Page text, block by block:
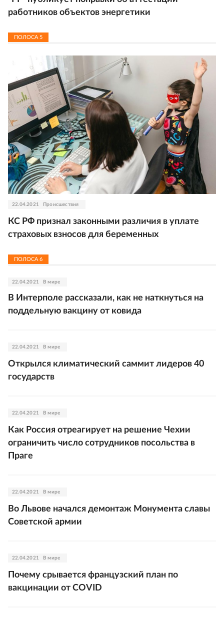
работников объектов энергетики
ПОЛОСА 5
22.04.2021 Происшествия
КС РФ признал законными различия в уплате
страховых взносов для беременных
ПОЛОСА6
22.04.2021 В мире
В Интерполе рассказали, как не наткнуться на
поддельную вакцину от ковида
22.04.2021 В мире
Открылся климатический саммит лидеров 40
государств
22.04.2021 В мире
Как Россия отреагирует на решение Чехии
ограничить число сотрудников посольства в
Праге
22.04.2021 В мире
Во Львове начался демонтаж Монумента славы
Советской армии
22.04.2021 В мире
Почему срывается французский план по
вакцинации от COVID